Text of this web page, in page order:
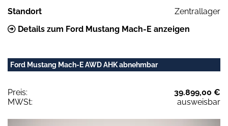
Standort
Zentrallager
Details zum Ford Mustang Mach-E anzeigen
Ford Mustang Mach-E AWD AHK abnehmbar
Preis:
39.899,00 €
MWSt:
ausweisbar